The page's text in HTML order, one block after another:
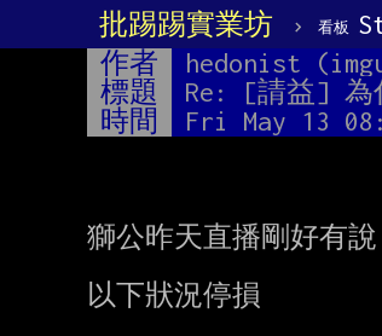
批踢踢實業坊 › 看板
作者 hedonist
標題
Re: [請益] 為
時間
Fri May 13
獅公昨天直播剛好有說
以下狀況停損